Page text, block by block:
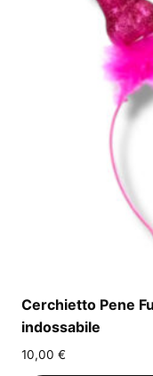
Cerchietto Pene
indossabile
10,00 €